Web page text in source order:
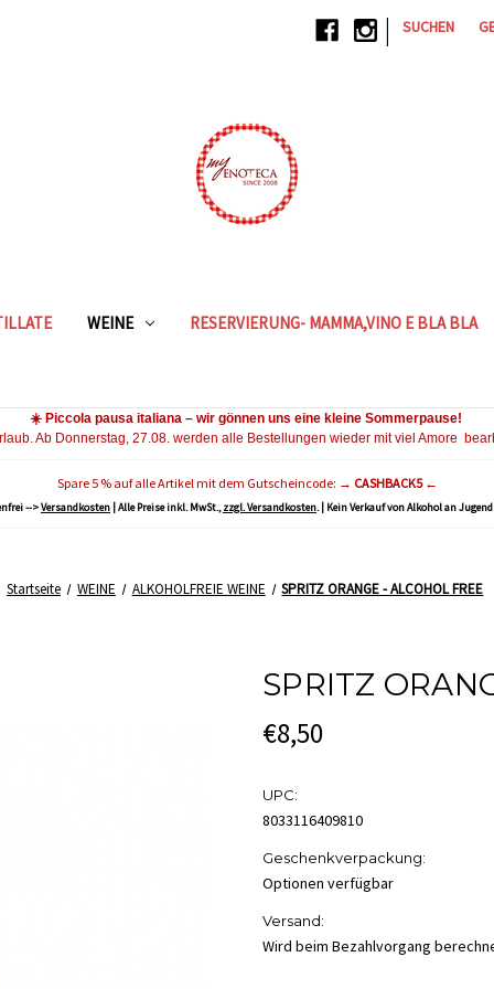
| SUCHEN
WEINE RESERVIERUNG- MAMMA,VINO E BLA BLA
☀️ Piccola pausa italiana – wir gönnen uns eine kleine Sommerpause!
Ab Donnerstag, 27.08. werden alle Bestellungen wieder mit viel Amore
Spare 5 % auf alle Artikel mit dem Gutscheincode: → CASHBACK5 ←
-->Versandkosten | Alle Preise inkl. MwSt.,zzgl. Versandkosten. | Kein Verkauf von Alkohol an
Startseite WEINE ALKOHOLFREIE WEINE SPRITZ ORANGE - ALCOHOL FREE
SPRITZ
€8,50
UPC:
8033116409810
Geschenkverpackung:
Optionen verfügbar
Versand:
Wird beim Bezahlvorgang